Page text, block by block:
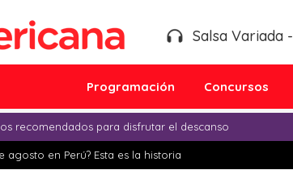
Salsa Variada -
Programación Concursos
recomendados para disfrutar el descanso
agosto en Perú? Esta es la historia